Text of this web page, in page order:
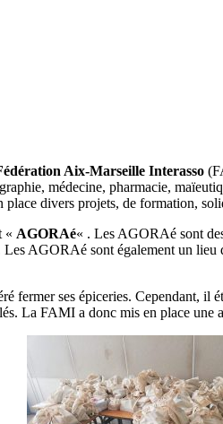
Aix-Marseille Interasso
médecine, pharmacie,
divers projets, de formation,
« AGORAé« . Les AGORAé sont
AGORAé sont également un
fermer ses épiceries. Cependant, il
La FAMI a donc mis en place